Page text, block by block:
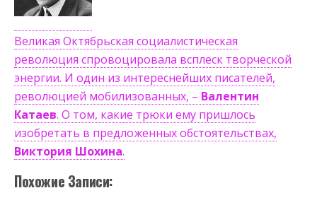
Великая Октябрьская социалистическая
революция спровоцировала всплеск творческой
энергии. И один из интереснейших писателей,
революцией мобилизованных, – Валентин
Катаев. О том, какие трюки ему пришлось
изобретать в предложенных обстоятельствах,
Виктория Шохина.
Похожие Записи: